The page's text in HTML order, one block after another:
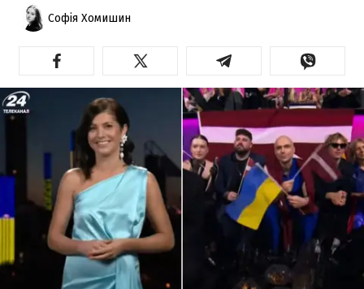
Софія Хомишин